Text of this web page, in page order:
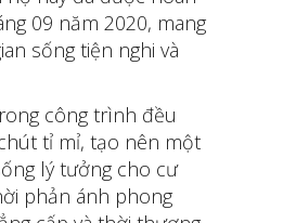
09 năm 2020, mang
sống tiện nghi và
công trình đều
tỉ mỉ, tạo nên một
lý tưởng cho cư
phản ánh phong